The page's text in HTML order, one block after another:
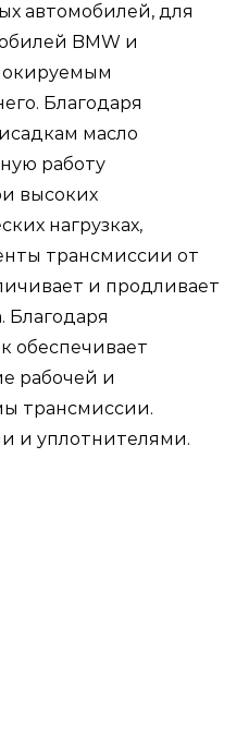
автомобилей, для
BMW и
Благодаря
масло
работу
высоких
нагрузках,
трансмиссии от
и продливает
Благодаря
обеспечивает
рабочей и
трансмиссии.
и уплотнителями.